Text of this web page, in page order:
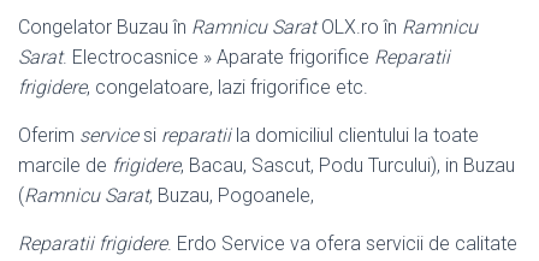
Congelator Buzau în Ramnicu SaratOLX.ro în Ramnicu
Sarat. Electrocasnice » Aparate frigorifice Reparatii
frigidere, congelatoare, lazi frigorifice etc.
Oferim servicesi reparatiila domiciliul clientului la toate
marcile de frigidere, Bacau, Sascut, Podu Turcului), in Buzau
(Ramnicu Sarat, Buzau, Pogoanele,
Reparatii frigidere. Erdo Service va ofera servicii de calitate